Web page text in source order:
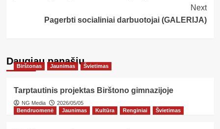
Next
Pagerbti socialiniai darbuotojai (GALERIJA)
Daugiau panašių…
Birštonas Jaunimas Švietimas
Tarptautinis projektas Birštono gimnazijoje
NG Media
2026/05/05
Bendruomenė
Jaunimas Kultūra Renginiai Švietimas